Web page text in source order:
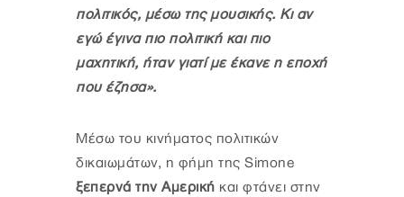
πολιτικός, μέσω της μουσικής. Κι αν
εγώ έγινα πιο πολιτική και πιο
μαχητική, ήταν γιατί με έκανε η εποχή
που έζησα».
Μέσω του κινήματος πολιτικών
δικαιωμάτων, η φήμη της Simone
ξεπερνά την Αμερική και φτάνει στην